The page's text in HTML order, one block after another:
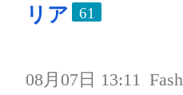
リア
61
08月07日 13:11